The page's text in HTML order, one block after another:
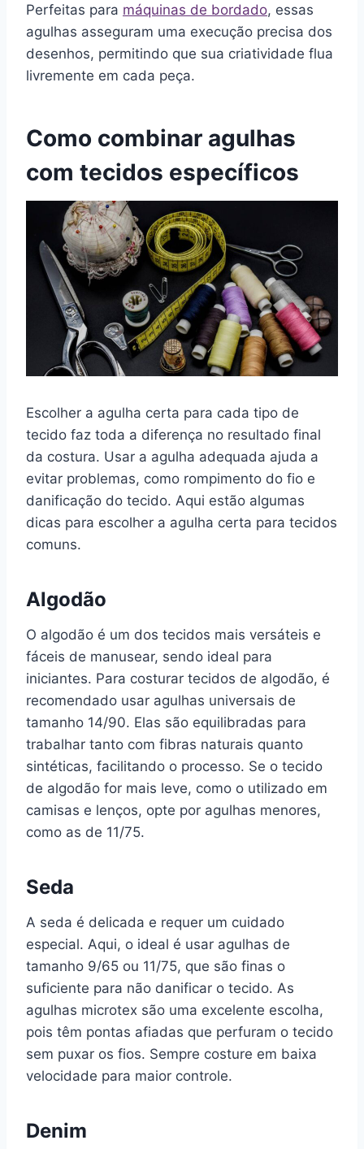
Perfeitas para máquinas de bordado, essas
agulhas asseguram uma execução precisa dos
desenhos, permitindo que sua criatividade flua
livremente em cada peça.
Como combinar agulhas
com tecidos específicos
Escolher a agulha certa para cada tipo de
tecido faz toda a diferença no resultado final
da costura. Usar a agulha adequada ajuda a
evitar problemas, como rompimento do fio e
danificação do tecido. Aqui estão algumas
dicas para escolher a agulha certa para tecidos
comuns.
Algodão
O algodão é um dos tecidos mais versáteis e
fáceis de manusear, sendo ideal para
iniciantes. Para costurar tecidos de algodão, é
recomendado usar agulhas universais de
tamanho 14/90. Elas são equilibradas para
trabalhar tanto com fibras naturais quanto
sintéticas, facilitando o processo. Se o tecido
de algodão for mais leve, como o utilizado em
camisas e lenços, opte por agulhas menores,
como as de 11/75.
Seda
A seda é delicada e requer um cuidado
especial. Aqui, o ideal é usar agulhas de
tamanho 9/65 ou 11/75, que são finas o
suficiente para não danificar o tecido. As
agulhas microtex são uma excelente escolha,
pois têm pontas afiadas que perfuram o tecido
sem puxar os fios. Sempre costure em baixa
velocidade para maior controle.
Denim